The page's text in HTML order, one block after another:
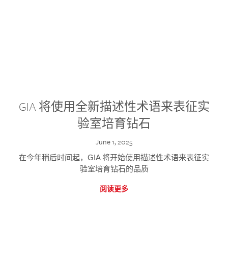
GIA 将使用全新描述性术语来表征实
验室培育钻石
June 1, 2025
在今年稍后时间起，GIA 将开始使用描述性术语来表征实
验室培育钻石的品质
阅读更多